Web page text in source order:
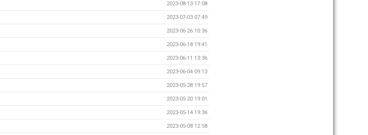
2023-08-13 17:08
2023-07-03 07:49
2023-06-26 10:36
2023-06-18 19:41
2023-06-11 13:36
2023-06-04 09:13
2023-05-28 19:57
2023-05-20 19:01
2023-05-14 19:36
2023-05-08 12:58